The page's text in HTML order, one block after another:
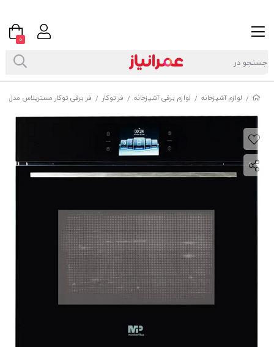
/ لوازم آشپزخانه / لوازم برقی آشپزخانه / فر توکار / فر برقی توکار مسترپلاس مدل O 304 B
0